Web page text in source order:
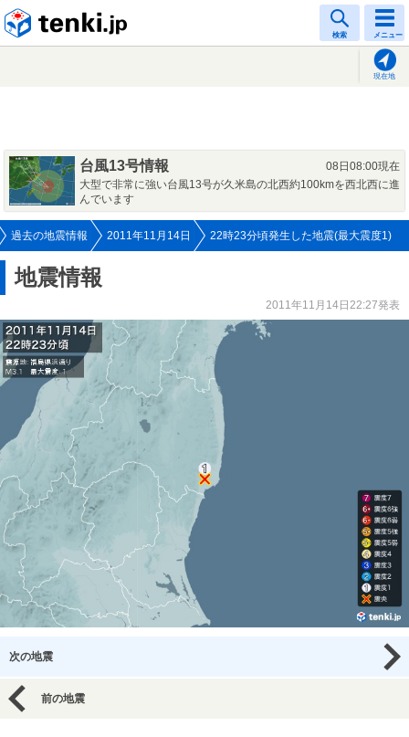
検索 メニュー
現在地
台風13号情報
08日08:00現在
大型で非常に強い台風13号が久米島の北西約100kmを西北西に進
んでいます
過去の地震情報 2011年11月14日 22時23分頃発生した地震(最大震度1)
地震情報
2011年11月14日22:27発表
次の地震
前の地震